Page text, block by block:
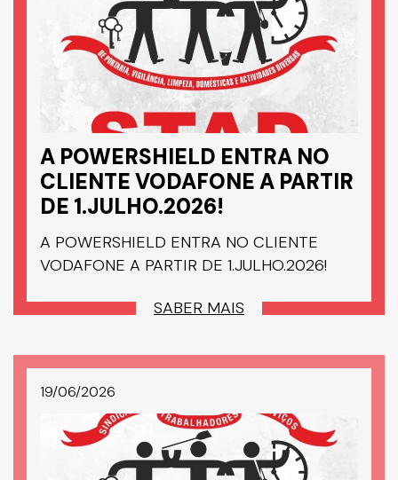
A POWERSHIELD ENTRA NO
CLIENTE VODAFONE A PARTIR
DE 1.JULHO.2026!
A POWERSHIELD ENTRA NO CLIENTE
VODAFONE A PARTIR DE 1.JULHO.2026!
SABER MAIS
19/06/2026